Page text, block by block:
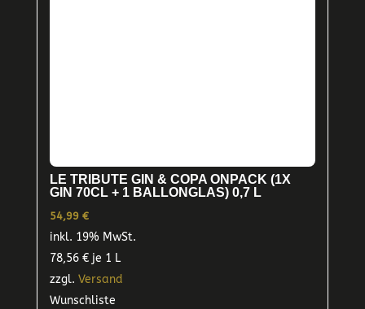
LE TRIBUTE GIN & COPA ONPACK (1X
GIN 70CL + 1 BALLONGLAS) 0,7 L
54,99 €
inkl. 19% MwSt.
78,56 €je 1 L
zzgl. Versand
Wunschliste